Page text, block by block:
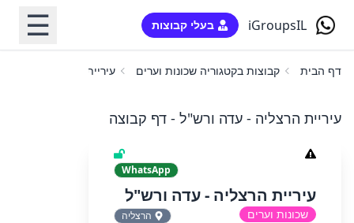
iGroupsIL בעלי קבוצות ☰
דף הבית קבוצות בקטגוריה שכונות וערים עיריית הרצליה - עדה
עיריית הרצליה - עדה ורש"ל - דף קבוצה
WhatsApp
עיריית הרצליה - עדה ורש"ל
שכונות וערים הרצליה